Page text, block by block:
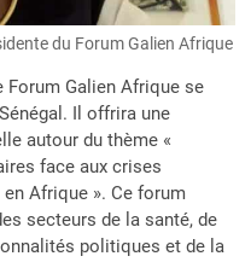
du Forum Galien Afrique
Forum Galien Afrique se
Il offrira une
autour du thème «
face aux crises
Afrique ». Ce forum
secteurs de la santé, de
politiques et de la